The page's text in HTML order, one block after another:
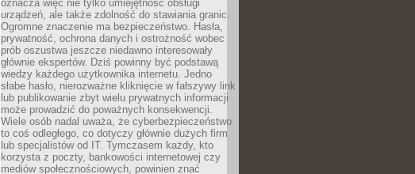
oznacza więc nie tylko umiejętność obsługi
urządzeń, ale także zdolność do stawiania granic.
Ogromne znaczenie ma bezpieczeństwo. Hasła,
prywatność, ochrona danych i ostrożność wobec
prób oszustwa jeszcze niedawno interesowały
głównie ekspertów. Dziś powinny być podstawą
wiedzy każdego użytkownika internetu. Jedno
słabe hasło, nierozważne kliknięcie w fałszywy link
lub publikowanie zbyt wielu prywatnych informacji
może prowadzić do poważnych konsekwencji.
Wiele osób nadal uważa, że cyberbezpieczeństwo
to coś odległego, co dotyczy głównie dużych firm
lub specjalistów od IT. Tymczasem każdy, kto
korzysta z poczty, bankowości internetowej czy
mediów społecznościowych, powinien znać